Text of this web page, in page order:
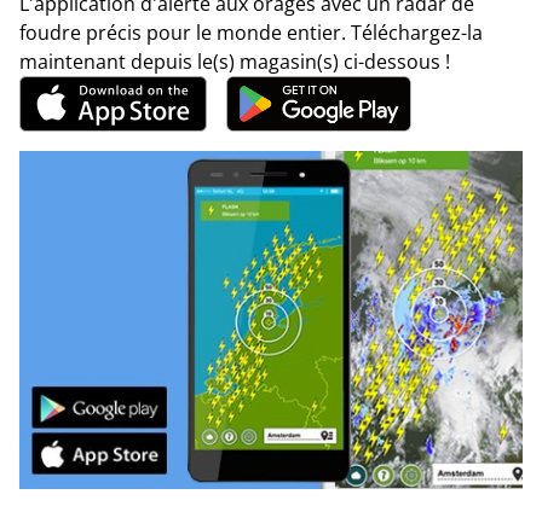
foudre précis pour le monde entier. Téléchargez-la
maintenant depuis le(s) magasin(s) ci-dessous !